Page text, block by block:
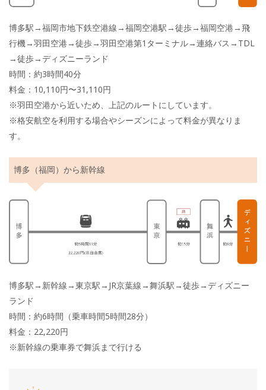
博多駅→福岡市地下鉄空港線→福岡空港駅→徒歩→福岡空港→飛
行機→羽田空港→徒歩→羽田空港第1ターミナル→連絡バス→TDL
→徒歩→ディズニーランド
時間：約3時間40分
料金：10,110円〜31,110円
※羽田空港から近いため、上記のルートにしています。
※格安航空を利用する場合やシーズンによって料金が異なりま
す。
博多（福岡）から新幹線
博多駅→新幹線→東京駅→JR京葉線→舞浜駅→徒歩→ディズニー
ランド
時間：約6時間（乗車時間5時間28分）
料金：22,220円
※新幹線の乗車券で舞浜まで行ける